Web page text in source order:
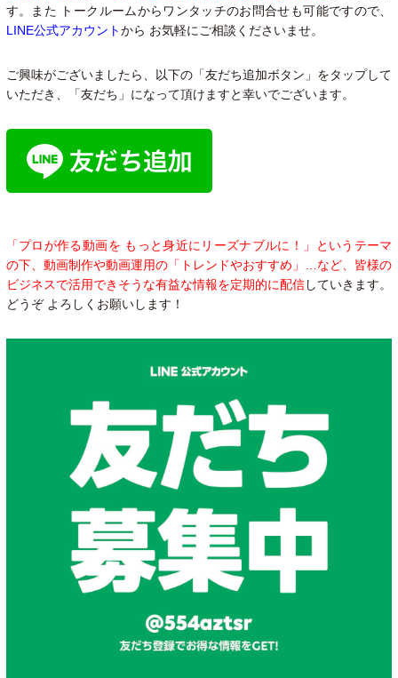
す。また トークルームからワンタッチのお問合せも可能ですので、
LINE公式アカウントから お気軽にご相談くださいませ。
ご興味がございましたら、以下の「友だち追加ボタン」をタップして
いただき、「友だち」になって頂けますと幸いでございます。
「プロが作る動画を もっと身近にリーズナブルに！」というテーマ
の下、動画制作や動画運用の「 トレンドやおすすめ」…など、皆様の
ビジネスで活用できそうな有益な情報を定期的に配信していきます。
どうぞ よろしくお願いします！